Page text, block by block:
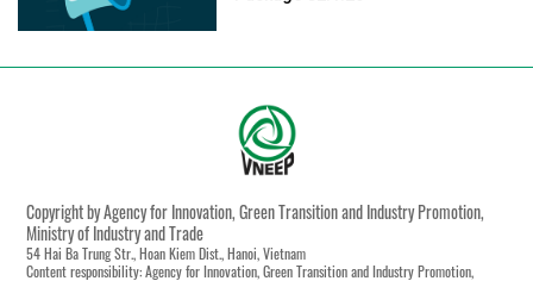
Copyright by Agency for Innovation, Green Transition and Industry Promotion,
Ministry of Industry and Trade
54 Hai Ba Trung Str., Hoan Kiem Dist., Hanoi, Vietnam
Content responsibility: Agency for Innovation, Green Transition and Industry Promotion,